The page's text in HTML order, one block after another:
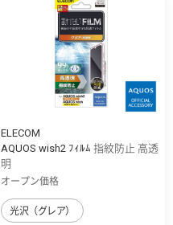
ELECOM
AQUOS wish2 ﾌｨﾙﾑ 指紋防止 高透
明
オープン価格
光沢（グレア）